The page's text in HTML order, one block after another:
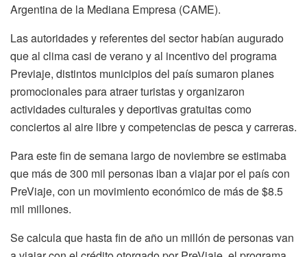
Argentina de la Mediana Empresa (CAME).
Las autoridades y referentes del sector habían augurado
que al clima casi de verano y al incentivo del programa
Previaje, distintos municipios del país sumaron planes
promocionales para atraer turistas y organizaron
actividades culturales y deportivas gratuitas como
conciertos al aire libre y competencias de pesca y carreras.
Para este fin de semana largo de noviembre se estimaba
que más de 300 mil personas iban a viajar por el país con
PreViaje, con un movimiento económico de más de $8.5
mil millones.
Se calcula que hasta fin de año un millón de personas van